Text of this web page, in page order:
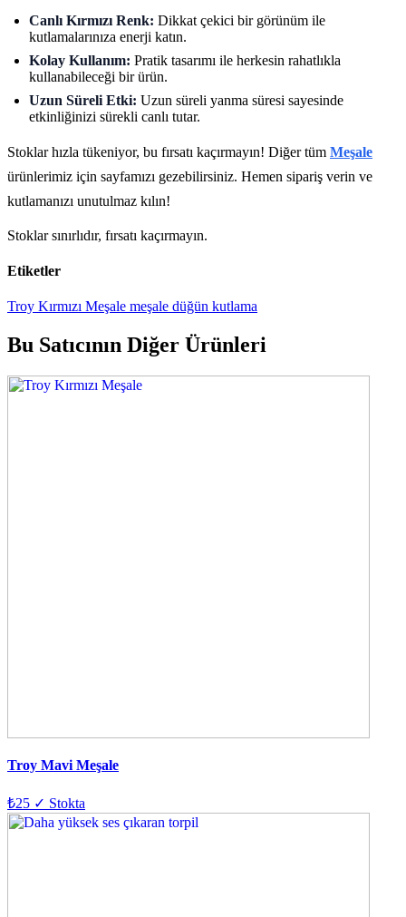
Canlı Kırmızı Renk: Dikkat çekici bir görünüm ile
kutlamalarınıza enerji katın.
Kolay Kullanım: Pratik tasarımı ile herkesin rahatlıkla
kullanabileceği bir ürün.
Uzun Süreli Etki: Uzun süreli yanma süresi sayesinde
etkinliğinizi sürekli canlı tutar.
Stoklar hızla tükeniyor, bu fırsatı kaçırmayın! Diğer tüm Meşale
ürünlerimiz için sayfamızı gezebilirsiniz. Hemen sipariş verin ve
kutlamanızı unutulmaz kılın!
Stoklar sınırlıdır, fırsatı kaçırmayın.
Etiketler
Troy Kırmızı Meşale meşale düğün kutlama
Bu Satıcının Diğer Ürünleri
Troy Mavi Meşale
₺25 ✓ Stokta